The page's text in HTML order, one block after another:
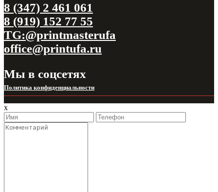
8 (347) 2 461 061
8 (919) 152 77 55
TG:@printmasterufa
office@printufa.ru
Мы в соцсетях
Политика конфиденциальности
x